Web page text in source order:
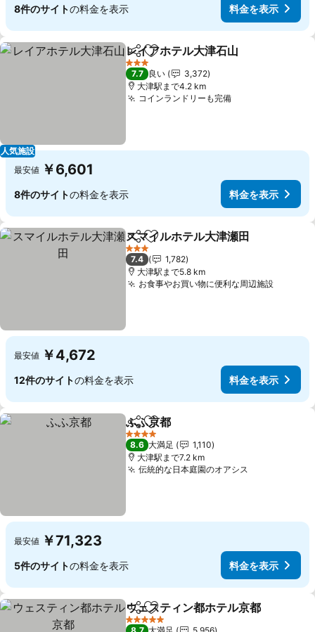
8件のサイトの料金を表示 料金を表示
人気施設
シェアお気に入りに追加
レイアホテル大津石山
3 ホテルのランク
7.7 良い
3,372
大津駅まで4.2 km
コインランドリーも完備
最安値 ￥6,601
8件のサイトの料金を表示 料金を表示
シェアお気に入りに追加
スマイルホテル大津瀬田
3 ホテルのランク
7.4
1,782
大津駅まで5.8 km
お食事やお買い物に便利な周辺施設
最安値 ￥4,672
12件のサイトの料金を表示 料金を表示
シェアお気に入りに追加
ふふ京都
4 ホテルのランク
8.6 大満足
1,110
大津駅まで7.2 km
伝統的な日本庭園のオアシス
最安値 ￥71,323
5件のサイトの料金を表示 料金を表示
シェアお気に入りに追加
ウェスティン都ホテル京都
5 ホテルのランク